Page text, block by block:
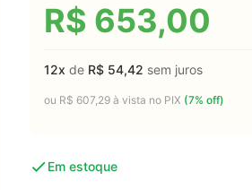
R$ 653,00
12x de R$ 54,42 sem juros
ou R$ 607,29 à vista no PIX (7% off)
Em estoque